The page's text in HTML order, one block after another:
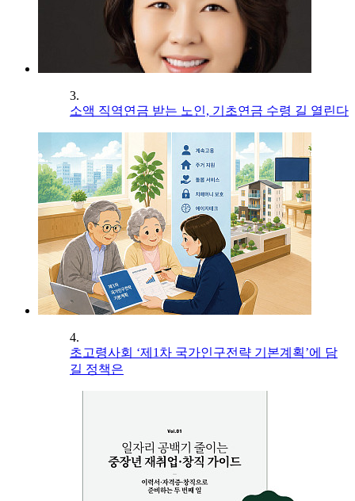
3.
소액 직역연금 받는 노인, 기초연금 수령 길 열린다
4.
초고령사회 ‘제1차 국가인구전략 기본계획’에 담
길 정책은